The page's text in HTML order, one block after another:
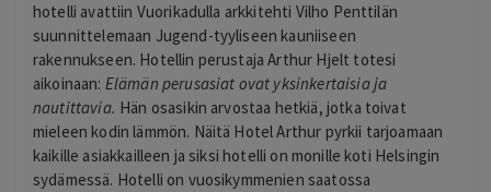
hotelli avattiin Vuorikadulla arkkitehti Vilho Penttilän
suunnittelemaan Jugend-tyyliseen kauniiseen
rakennukseen. Hotellin perustaja Arthur Hjelt totesi
aikoinaan: Elämän perusasiat ovat yksinkertaisia ja
nautittavia. Hän osasikin arvostaa hetkiä, jotka toivat
mieleen kodin lämmön. Näitä Hotel Arthur pyrkii tarjoamaan
kaikille asiakkailleen ja siksi hotelli on monille koti Helsingin
sydämessä. Hotelli on vuosikymmenien saatossa